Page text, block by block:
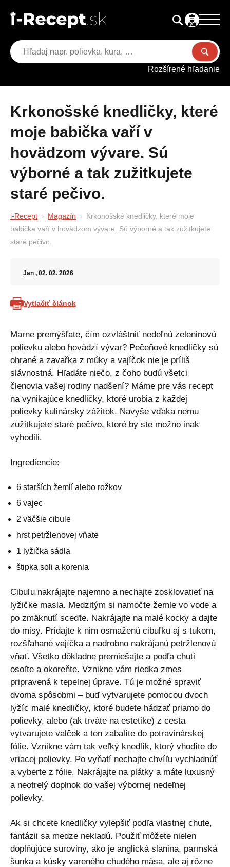
Rozšírené hľadanie
Krkonošské knedličky, které
moje babička vaří v
hovädzom vývare. Sú
výborné a tak zužitkujete
staré pečivo.
i-Recept Magazín
Krkonošské knedličky, které moje
babička vaří v hovädzom vývare. Sú výborné a tak zužitkujete
staré pečivo.
Jan , 02. 02. 2026
Vytlačiť článok
Marne premýšľate, čím ozvláštniť nedeľnú zeleninovú
polievku alebo hovädzí vývar? Pečeňové knedličky sú
ohrané a zavařka z múky a vajíčok nie je príliš
slávnostná. Hľadáte niečo, z čoho budú všetci
členovia vašej rodiny nadšení? Máme pre vás recept
na vynikajúce knedličky, ktoré urobia z každej
polievky kulinársky zážitok. Navyše vďaka nemu
zužitkujete staré pečivo, ktoré by ste možno inak
vyhodili.
Ingrediencie:
6 starších žemlí alebo rožkov
6 vajec
2 väčšie cibule
hrst petržlenovej vňate
1 lyžička sádla
štipka soli a korenia
Cibuľu nakrájajte najemno a nechajte zosklovatieť na
lyžičke masla. Medzitým si namočte žemle vo vode a
po zmäknutí sceďte. Nakrájajte na malé kocky a dajte
do misy. Pridajte k nim osmaženú cibuľku aj s tukom,
rozšľahané vajíčka a nadrobno nakrájanú petržlenovú
vňať. Všetko dôkladne premiešajte a podľa chuti
osoľte a okoreňte. Vznikne vám riedka zmes
pripravená k tepelnej úprave. Tú je možné spraviť
dvoma spôsobmi – buď vytvarujete pomocou dvoch
lyžíc malé knedličky, ktoré budete hádzať priamo do
polievky, alebo (ak trváte na estetike) z cesta
vytvarujete valček a ten zabalíte do potravinárskej
fólie. Vznikne vám tak veľký knedlík, ktorý vhodíte do
vriacej polievky. Po vyňatí nechajte chvíľu vychladnúť
a vyberte z fólie. Nakrájajte na plátky a máte luxusný
a neotrelý doplnok do vašej výbornej nedeľnej
polievky.
Ak si chcete knedličky vylepšiť podľa vlastnej chute,
fantázii sa medze nekladú. Použiť môžete nielen
doplňujúce suroviny, ako je anglická slanina, parmská
šunka a kúsky vareného chudého mäsa, ale aj rôzne